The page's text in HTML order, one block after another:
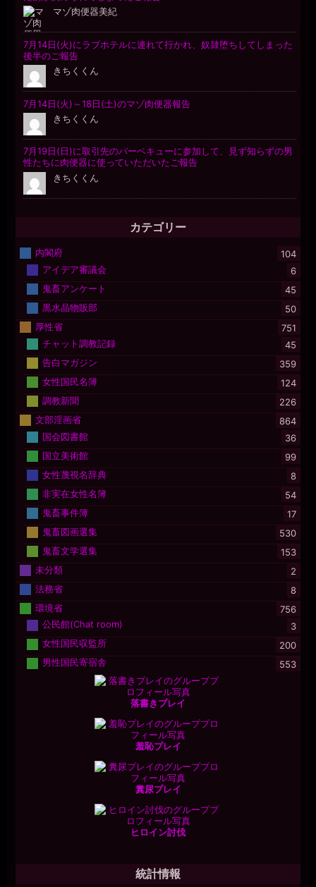
カテゴリー
内閣府
104
アイデア審議会
6
鬼畜アンケート
45
黒水晶物販部
50
厚性省
751
チャット調教記録
45
告白マガジン
359
女性国民名簿
124
調教新聞
226
文部淫画省
864
国会図書館
36
国立美術館
99
女性蔑視名辞典
8
非実在女性名簿
54
鬼畜事件簿
17
鬼畜図画選集
530
鬼畜文学選集
153
未分類
2
法務省
8
環境省
756
公民館(Chat room)
3
女性国民収監所
200
男性国民寄宿舎
553
落書きプレイ
羞恥プレイ
糞尿プレイ
ヒロイン討伐
統計情報